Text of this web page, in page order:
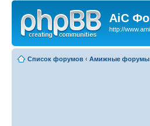
AiC
http://
Список форумов ‹ Амижные форумы